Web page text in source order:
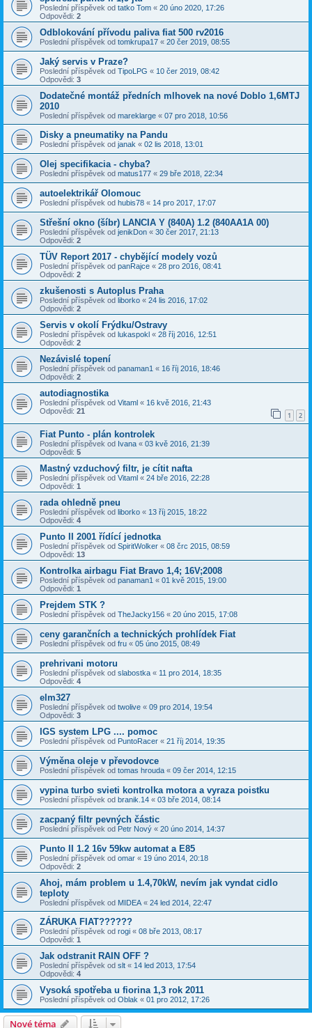
Poslední příspěvek od tatko Tom « 20 úno 2020, 17:26
Odpovědi: 2
Odblokování přívodu paliva fiat 500 rv2016
Poslední příspěvek od tomkrupa17 « 20 čer 2019, 08:55
Jaký servis v Praze?
Poslední příspěvek od TipoLPG « 10 čer 2019, 08:42
Odpovědi: 3
Dodatečné montáž předních mlhovek na nové Doblo 1,6MTJ
2010
Poslední příspěvek od mareklarge « 07 pro 2018, 10:56
Disky a pneumatiky na Pandu
Poslední příspěvek od janak « 02 lis 2018, 13:01
Olej specifikacia - chyba?
Poslední příspěvek od matus177 « 29 bře 2018, 22:34
autoelektrikář Olomouc
Poslední příspěvek od hubis78 « 14 pro 2017, 17:07
Střešní okno (šíbr) LANCIA Y (840A) 1.2 (840AA1A 00)
Poslední příspěvek od jenikDon « 30 čer 2017, 21:13
Odpovědi: 2
TÜV Report 2017 - chybějící modely vozů
Poslední příspěvek od panRajce « 28 pro 2016, 08:41
Odpovědi: 2
zkušenosti s Autoplus Praha
Poslední příspěvek od liborko « 24 lis 2016, 17:02
Odpovědi: 2
Servis v okolí Frýdku/Ostravy
Poslední příspěvek od lukaspokl « 28 říj 2016, 12:51
Odpovědi: 2
Nezávislé topení
Poslední příspěvek od panaman1 « 16 říj 2016, 18:46
Odpovědi: 2
autodiagnostika
Poslední příspěvek od Vitaml « 16 kvě 2016, 21:43
Odpovědi: 21 1 2
Fiat Punto - plán kontrolek
Poslední příspěvek od Ivana « 03 kvě 2016, 21:39
Odpovědi: 5
Mastný vzduchový filtr, je cítit nafta
Poslední příspěvek od Vitaml « 24 bře 2016, 22:28
Odpovědi: 1
rada ohledně pneu
Poslední příspěvek od liborko « 13 říj 2015, 18:22
Odpovědi: 4
Punto II 2001 řídící jednotka
Poslední příspěvek od SpiritWolker « 08 črc 2015, 08:59
Odpovědi: 13
Kontrolka airbagu Fiat Bravo 1,4; 16V;2008
Poslední příspěvek od panaman1 « 01 kvě 2015, 19:00
Odpovědi: 1
Prejdem STK ?
Poslední příspěvek od TheJacky156 « 20 úno 2015, 17:08
ceny garančních a technických prohlídek Fiat
Poslední příspěvek od fru « 05 úno 2015, 08:49
prehrivani motoru
Poslední příspěvek od slabostka « 11 pro 2014, 18:35
Odpovědi: 4
elm327
Poslední příspěvek od twolive « 09 pro 2014, 19:54
Odpovědi: 3
IGS system LPG .... pomoc
Poslední příspěvek od PuntoRacer « 21 říj 2014, 19:35
Výměna oleje v převodovce
Poslední příspěvek od tomas hrouda « 09 čer 2014, 12:15
vypina turbo svieti kontrolka motora a vyraza poistku
Poslední příspěvek od branik.14 « 03 bře 2014, 08:14
zacpaný filtr pevných částic
Poslední příspěvek od Petr Nový « 20 úno 2014, 14:37
Punto II 1.2 16v 59kw automat a E85
Poslední příspěvek od omar « 19 úno 2014, 20:18
Odpovědi: 2
Ahoj, mám problem u 1.4,70kW, nevím jak vyndat cidlo
teploty
Poslední příspěvek od MIDEA « 24 led 2014, 22:47
ZÁRUKA FIAT??????
Poslední příspěvek od rogi « 08 bře 2013, 08:17
Odpovědi: 1
Jak odstranit RAIN OFF ?
Poslední příspěvek od slt « 14 led 2013, 17:54
Odpovědi: 4
Vysoká spotřeba u fiorina 1,3 rok 2011
Poslední příspěvek od Oblak « 01 pro 2012, 17:26
Nové téma